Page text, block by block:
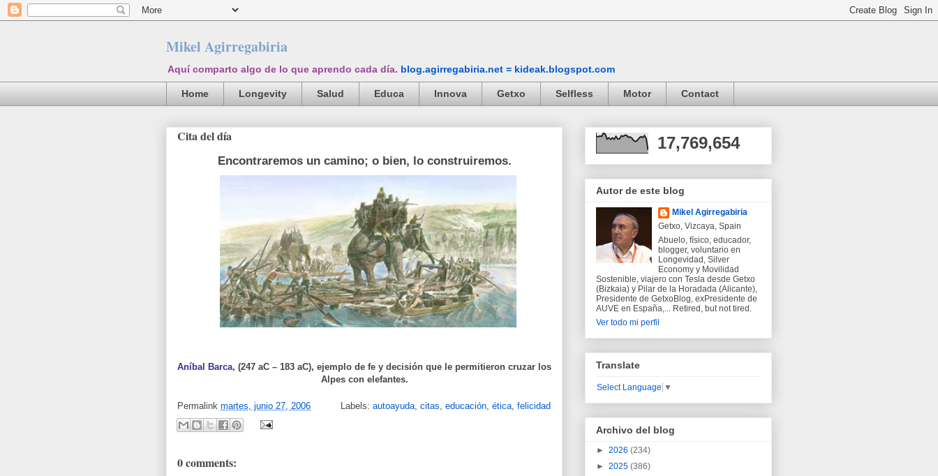
Mikel Agirregabiria
Aquí comparto algo de lo que aprendo cada día. blog.agirregabiria.net = kideak.blogspot.com
Home Longevity Salud Educa Innova Getxo Selfless Motor Contact
Cita del día
Encontraremos un camino; o bien, lo construiremos.
Aníbal Barca, (247 aC – 183 aC), ejemplo de fe y decisión que le permitieron cruzar los
Alpes con elefantes.
Permalink martes, junio 27, 2006 Labels: autoayuda, citas, educación, ética, felicidad
0 comments:
17,769,654
Autor de este blog
Mikel Agirregabiria
Getxo, Vizcaya, Spain
Abuelo, físico, educador,
blogger, voluntario en
Longevidad, Silver
Economy y Movilidad
Sostenible, viajero con Tesla desde Getxo
(Bizkaia) y Pilar de la Horadada (Alicante),
Presidente de GetxoBlog, exPresidente de
AUVE en España,... Retired, but not tired.
Ver todo mi perfil
Translate
Select Language ▼
Archivo del blog
► 2026 (234)
► 2025 (386)